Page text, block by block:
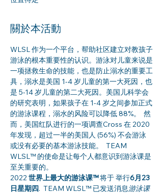
關於本活動
WLSL 作为一个平台，帮助社区建立对教孩子
游泳的根本重要性的认识。游泳对儿童来说是
一项拯救生命的技能，也是防止溺水的重要工
具，溺水是美国 1-4 岁儿童的第一大死因，也
是 5-14 岁儿童的第二大死因。美国儿科学会
的研究表明，如果孩子在 1-4 岁之间参加正式
的游泳课程，溺水的风险可以降低 88%。  然
而，美国红队进行的一项调查Cross 在 2020
年发现，超过一半的美国人 (56%) 不会游泳
或没有必要的基本游泳技能。  TEAM
WLSL™ 的使命是让每个人都意识到游泳课是
至关重要的。
2022 世界上最大的游泳课™ 将于 举行6月23
日星期四.  TEAM WLSL™ 已发送消息游泳课